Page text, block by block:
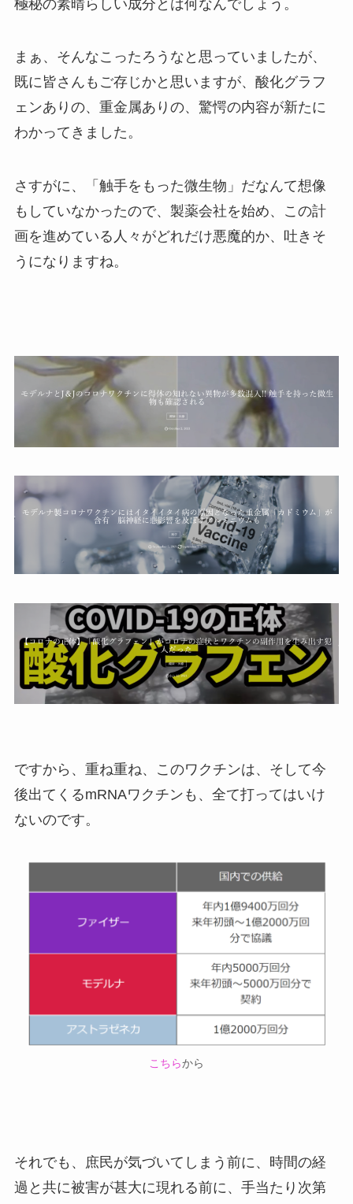
極秘の素晴らしい成分とは何なんでしょう。
まぁ、そんなこったろうなと思っていましたが、
既に皆さんもご存じかと思いますが、酸化グラフ
ェンありの、重金属ありの、驚愕の内容が新たに
わかってきました。
さすがに、「触手をもった微生物」だなんて想像
もしていなかったので、製薬会社を始め、この計
画を進めている人々がどれだけ悪魔的か、吐きそ
うになりますね。
ですから、重ね重ね、このワクチンは、そして今
後出てくるmRNAワクチンも、全て打ってはいけ
ないのです。
こちらから
それでも、庶民が気づいてしまう前に、時間の経
過と共に被害が甚大に現れる前に、手当たり次第